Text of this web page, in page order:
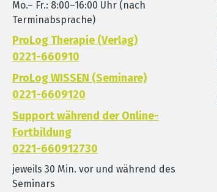
Mo.– Fr.: 8:00–16:00 Uhr (nach
Terminabsprache)
ProLog Therapie (Verlag)
0221-660910
ProLog WISSEN (Seminare)
0221-6609120
Support während der Online-
Fortbildung
0221-660912730
jeweils 30 Min. vor und während des
Seminars